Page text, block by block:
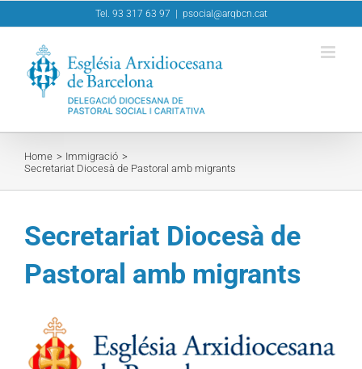
to
Tel. 93 317 63 97 psocial@arqbcn.cat
Home
Immigració
Secretariat Diocesà de Pastoral amb migrants
Secretariat Diocesà de
Pastoral amb migrants